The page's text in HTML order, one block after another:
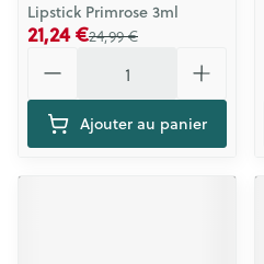
Lipstick Primrose 3ml
24,99 €
21,24 €
Ajouter au panier